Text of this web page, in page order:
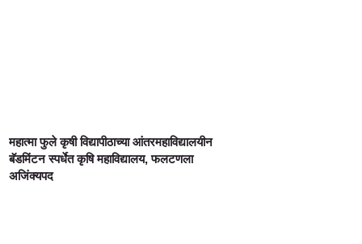
महात्मा फुले कृषी विद्यापीठाच्या आंतरमहाविद्यालयीन
बॅडमिंटन स्पर्धेत कृषि महाविद्यालय, फलटणला
अजिंक्यपद